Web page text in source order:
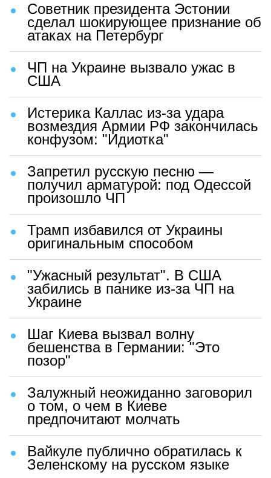
Советник президента Эстонии
сделал шокирующее признание об
атаках на Петербург
ЧП на Украине вызвало ужас в
США
Истерика Каллас из-за удара
возмездия Армии РФ закончилась
конфузом: "Идиотка"
Запретил русскую песню —
получил арматурой: под Одессой
произошло ЧП
Трамп избавился от Украины
оригинальным способом
"Ужасный результат". В США
забились в панике из-за ЧП на
Украине
Шаг Киева вызвал волну
бешенства в Германии: "Это
позор"
Залужный неожиданно заговорил
о том, о чем в Киеве
предпочитают молчать
Вайкуле публично обратилась к
Зеленскому на русском языке